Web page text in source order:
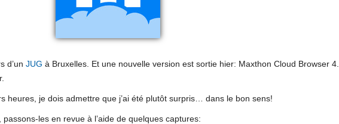
d’unJUG à Bruxelles. Et une nouvelle version est sortie hier: Maxthon Cloud Browser 4.
heures, je dois admettre que j’ai été plutôt surpris… dans le bon sens!
les en revue à l’aide de quelques captures: